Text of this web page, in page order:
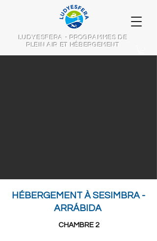
LUDYESFERA - PROGRAMMES DE
PLEIN AIR ET HÉBERGEMENT
HÉBERGEMENT À SESIMBRA -
ARRÁBIDA
CHAMBRE 2